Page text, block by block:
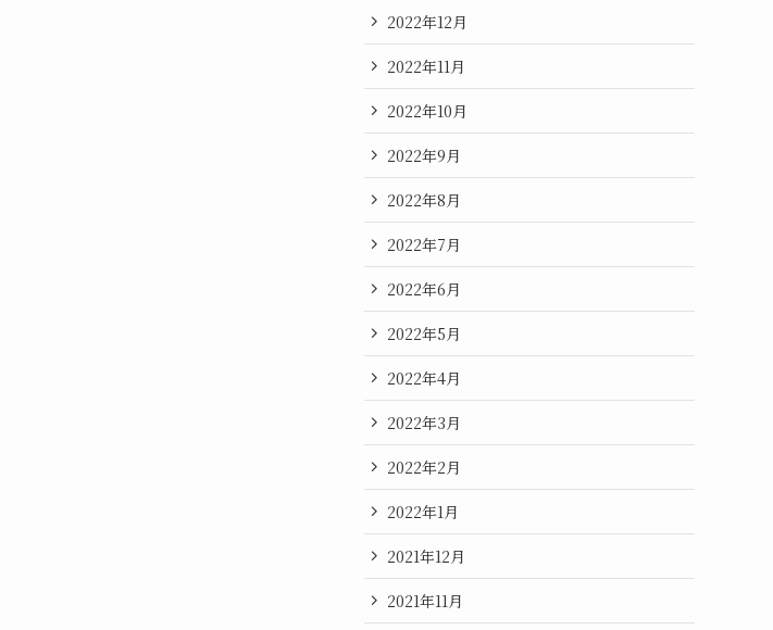
2022年12月
2022年11月
2022年10月
2022年9月
2022年8月
2022年7月
2022年6月
2022年5月
2022年4月
2022年3月
2022年2月
2022年1月
2021年12月
2021年11月